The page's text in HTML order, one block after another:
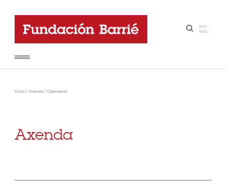
·
ESP-
ENG
Inicio / Axenda / Calendario
Axenda